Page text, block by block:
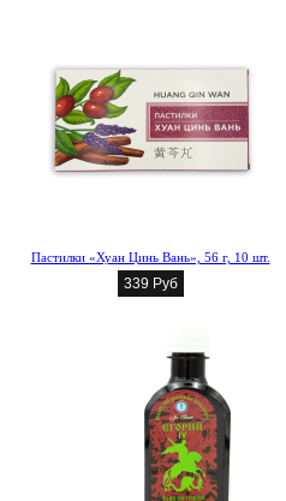
Пастилки «Хуан Цинь Вань», 56 г, 10 шт.
339 Руб